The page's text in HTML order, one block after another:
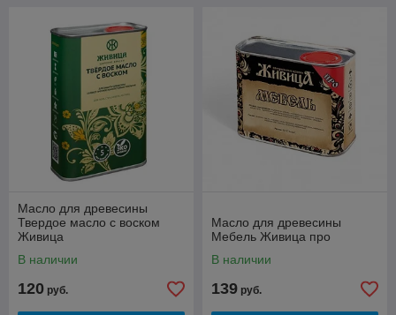
Масло для древесины
Твердое масло с воском
Живица
В наличии
120 руб.
Масло для древесины
Мебель Живица про
В наличии
139 руб.